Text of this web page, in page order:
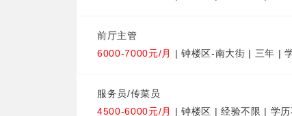
前厅主管
6000-7000元/月 | 钟楼区-南大街 | 三年 |
服务员/传菜员
4500-6000元/月 | 钟楼区 | 经验不限 | 学历